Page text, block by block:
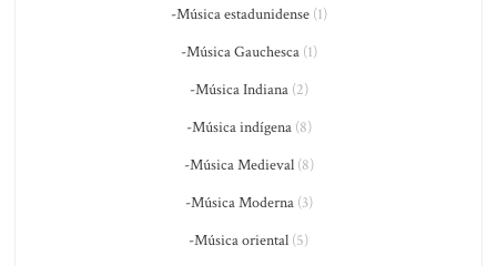
-Música estadunidense(1)
-Música Gauchesca(1)
-Música Indiana(2)
-Música indígena(8)
-Música Medieval(8)
-Música Moderna(3)
-Música oriental (5)